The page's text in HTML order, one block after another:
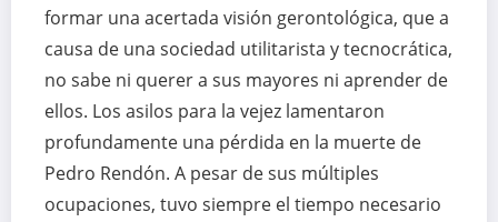
formar una acertada visión gerontológica, que a
causa de una sociedad utilitarista y tecnocrática,
no sabe ni querer a sus mayores ni aprender de
ellos. Los asilos para la vejez lamentaron
profundamente una pérdida en la muerte de
Pedro Rendón. A pesar de sus múltiples
ocupaciones, tuvo siempre el tiempo necesario